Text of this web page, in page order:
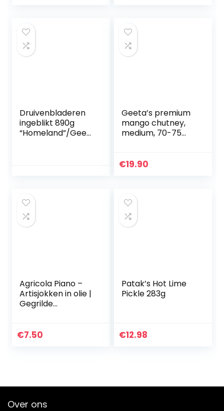
Druivenbladeren
ingeblikt 890g
“Homeland”/Geen
vrij en geschikt
voor vegetariërs
Geeta’s premium
mango chutney,
medium, 70-75
€19.90
Agricola Piano –
Artisjokken in olie |
Gegrilde
ml – 100% Italiaans,
€7.50
Patak’s Hot Lime
Pickle 283g
€12.98
Over ons